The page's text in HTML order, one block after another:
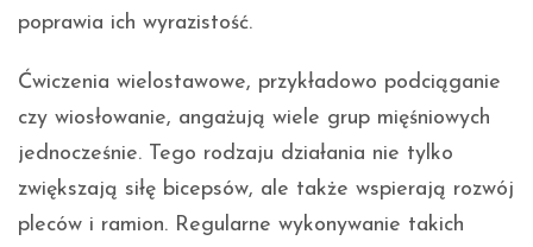
poprawia ich wyrazistość.
Ćwiczenia wielostawowe, przykładowo podciąganie
czy wiosłowanie, angażują wiele grup mięśniowych
jednocześnie. Tego rodzaju działania nie tylko
zwiększają siłę bicepsów, ale także wspierają rozwój
pleców i ramion. Regularne wykonywanie takich